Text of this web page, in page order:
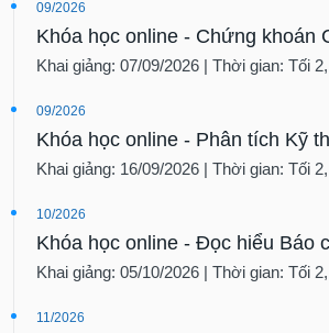
09/2026
Khóa học online - Chứng khoán
Khai giảng: 07/09/2026 | Thời gian: Tối
09/2026
Khóa học online - Phân tích Kỹ
Khai giảng: 16/09/2026 | Thời gian: Tối
10/2026
Khóa học online - Đọc hiểu Báo
Khai giảng: 05/10/2026 | Thời gian: Tối
11/2026